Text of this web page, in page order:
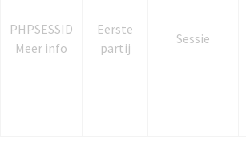
PHPSESSID
Meer info
Eerste
partij
Sessie